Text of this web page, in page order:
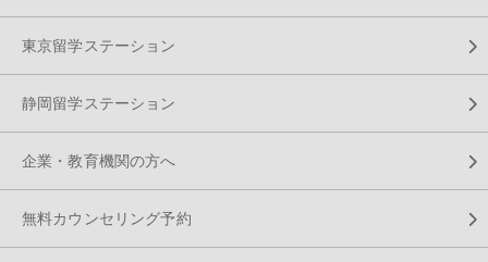
東京留学ステーション
静岡留学ステーション
企業・教育機関の方へ
無料カウンセリング予約